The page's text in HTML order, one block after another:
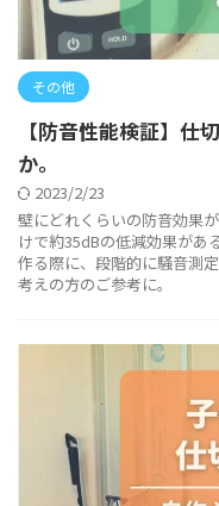
その他
【防音性能検証】仕
か。
2023/2/23
壁にどれくらいの防音効果
けで約35dBの低減効果があ
作る際に、段階的に騒音測
考えの方のご参考に。